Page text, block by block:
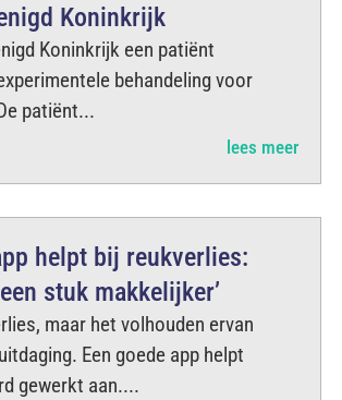
Koninkrijk
Koninkrijk een patiënt
behandeling voor
patiënt...
lees meer
helpt bij reukverlies:
stuk makkelijker’
maar het volhouden ervan
Een goede app helpt
gewerkt aan....